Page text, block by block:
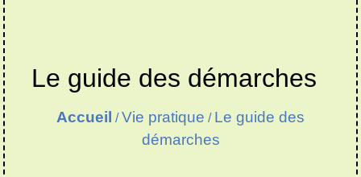
Le guide des démarches
Accueil /Vie pratique / Le guide des
démarches